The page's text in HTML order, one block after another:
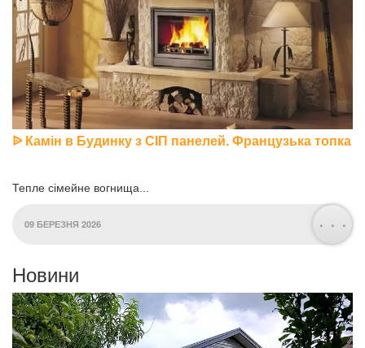
ᐉ Камін в Будинку з СІП панелей. Французька топка
Тепле сімейне вогнища...
09 БЕРЕЗНЯ 2026
. . .
Новини